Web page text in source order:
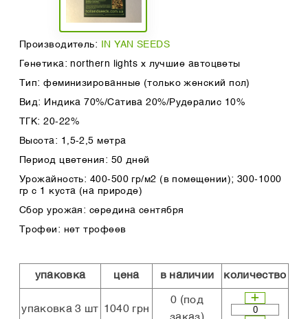
Производитель:
IN YAN SEEDS
Генетика: northern lights x лучшие автоцветы
Тип: феминизированные (только женский пол)
Вид: Индика 70%/Сатива 20%/Рудералис 10%
ТГК: 20-22%
Высота: 1,5-2,5 метра
Период цветения: 50 дней
Урожайность: 400-500 гр/м2 (в помещении); 300-1000
гр с 1 куста (на природе)
Сбор урожая: середина сентября
Трофеи: нет трофеев
упаковка цена в наличии количество
упаковка 3 шт 1040 грн
0 (под